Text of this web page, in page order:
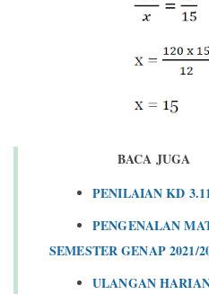
BACA JUGA
PENILAIAN KD
PENGENALAN
SEMESTER GENAP 2021/
ULANGAN